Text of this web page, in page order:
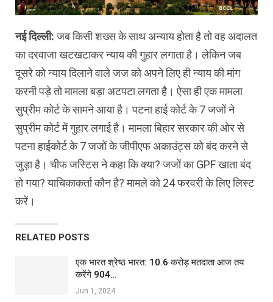
नई दिल्ली:जब किसी शख्स के साथ अन्याय होता है तो वह अदालत
का दरवाजा खटखटाकर न्याय की गुहार लगाता है। लेकिन जब
दूसरे को न्याय दिलाने वाले जज को अपने लिए ही न्याय की मांग
करनी पड़े तो मामला बड़ा अटपटा लगता है। ऐसा ही एक मामला
सुप्रीम कोर्ट के सामने आया है। पटना हाई कोर्ट के 7 जजों ने
सुप्रीम कोर्ट में गुहार लगाई है। मामला बिहार सरकार की ओर से
पटना हाईकोर्ट के 7 जजों के जीपीएफ अकाउंट्स को बंद करने से
जुड़ा है। चीफ जस्टिस ने कहा कि क्या? जजों का GPF खाता बंद
हो गया? याचिकाकर्ता कौन है? मामले को 24 फरवरी के लिए लिस्ट
करें।
RELATED POSTS
एक भारत श्रेष्ठ भारत: 10.6 करोड़ मतदाता आज तय
करेंगे 904…
Jun 1, 2024